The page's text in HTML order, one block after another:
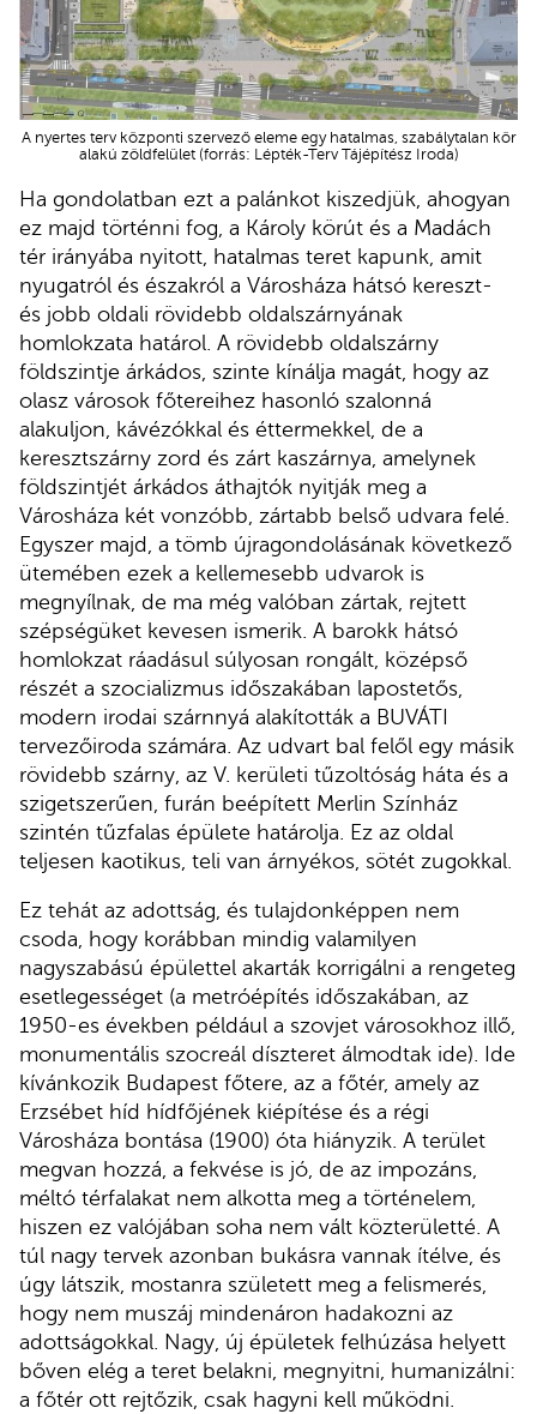
A nyertes terv központi szervező eleme egy hatalmas, szabálytalan kör
alakú zöldfelület (forrás: Lépték-Terv Tájépítész Iroda)
Ha gondolatban ezt a palánkot kiszedjük, ahogyan
ez majd történni fog, a Károly körút és a Madách
tér irányába nyitott, hatalmas teret kapunk, amit
nyugatról és északról a Városháza hátsó kereszt-
és jobb oldali rövidebb oldalszárnyának
homlokzata határol. A rövidebb oldalszárny
földszintje árkádos, szinte kínálja magát, hogy az
olasz városok főtereihez hasonló szalonná
alakuljon, kávézókkal és éttermekkel, de a
keresztszárny zord és zárt kaszárnya, amelynek
földszintjét árkádos áthajtók nyitják meg a
Városháza két vonzóbb, zártabb belső udvara felé.
Egyszer majd, a tömb újragondolásának következő
ütemében ezek a kellemesebb udvarok is
megnyílnak, de ma még valóban zártak, rejtett
szépségüket kevesen ismerik. A barokk hátsó
homlokzat ráadásul súlyosan rongált, középső
részét a szocializmus időszakában lapostetős,
modern irodai szárnnyá alakították a BUVÁTI
tervezőiroda számára. Az udvart bal felől egy másik
rövidebb szárny, az V. kerületi tűzoltóság háta és a
szigetszerűen, furán beépített Merlin Színház
szintén tűzfalas épülete határolja. Ez az oldal
teljesen kaotikus, teli van árnyékos, sötét zugokkal.
Ez tehát az adottság, és tulajdonképpen nem
csoda, hogy korábban mindig valamilyen
nagyszabású épülettel akarták korrigálni a rengeteg
esetlegességet (a metróépítés időszakában, az
1950-es években például a szovjet városokhoz illő,
monumentális szocreál díszteret álmodtak ide). Ide
kívánkozik Budapest főtere, az a főtér, amely az
Erzsébet híd hídfőjének kiépítése és a régi
Városháza bontása (1900) óta hiányzik. A terület
megvan hozzá, a fekvése is jó, de az impozáns,
méltó térfalakat nem alkotta meg a történelem,
hiszen ez valójában soha nem vált közterületté. A
túl nagy tervek azonban bukásra vannak ítélve, és
úgy látszik, mostanra született meg a felismerés,
hogy nem muszáj mindenáron hadakozni az
adottságokkal. Nagy, új épületek felhúzása helyett
bőven elég a teret belakni, megnyitni, humanizálni:
a főtér ott rejtőzik, csak hagyni kell működni.